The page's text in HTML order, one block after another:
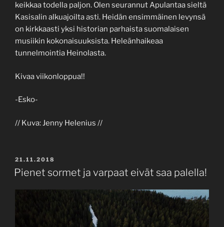
keikkaa todella paljon. Olen seurannut Apulantaa sieltä
Kasisalin alkuajoilta asti. Heidän ensimmäinen levynsä
on kirkkaasti yksi historian parhaista suomalaisen
musiikin kokonaisuuksista. Heleänhaikeaa
tunnelmointia Heinolasta.
Kivaa viikonloppua!!
-Esko-
// Kuva: Jenny Helenius //
POSTED
ON
21.11.2018
Pienet sormet ja varpaat eivät saa palella!